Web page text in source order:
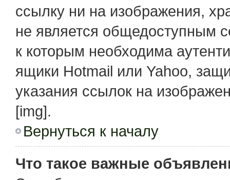
ссылку ни на изображения,
не является общедоступным
к которым необходима
ящики Hotmail или Yahoo,
указания ссылок на
[img].
Вернуться к началу
Что такое важные